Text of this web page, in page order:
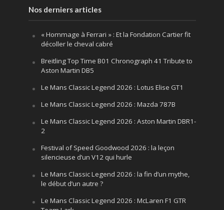
Nos derniers articles
« Hommage à Ferrari » : Et la Fondation Cartier fit
décoller le cheval cabré
Breitling Top Time B01 Chronograph 41 Tribute to
Aston Martin DB5
Le Mans Classic Legend 2026 : Lotus Elise GT1
Le Mans Classic Legend 2026 : Mazda 787B
Le Mans Classic Legend 2026 : Aston Martin DBR1-
2
Festival of Speed Goodwood 2026 : la leçon
silencieuse d’un V12 qui hurle
Le Mans Classic Legend 2026 : la fin d’un mythe,
le début d’un autre ?
Le Mans Classic Legend 2026 : McLaren F1 GTR